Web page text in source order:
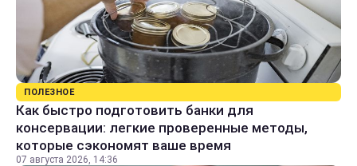
ПОЛЕЗНОЕ
Как быстро подготовить банки для
консервации: легкие проверенные методы,
которые сэкономят ваше время
07 августа 2026, 14:36